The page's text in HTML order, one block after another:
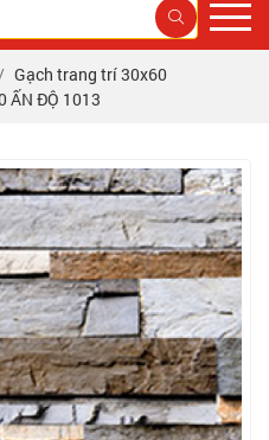
Gạch trang trí 30x60
ẤN ĐỘ 1013